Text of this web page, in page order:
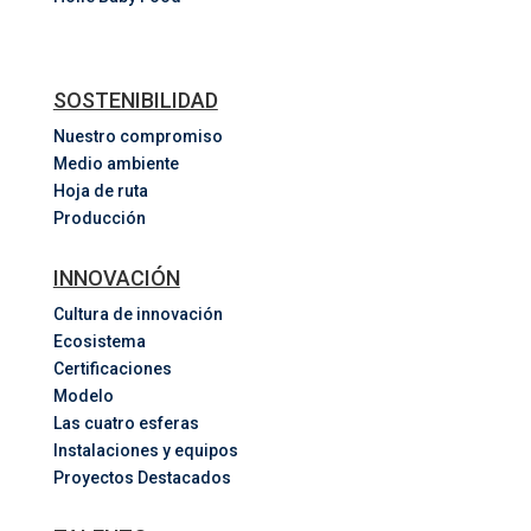
SOSTENIBILIDAD
Nuestro compromiso
Medio ambiente
Hoja de ruta
Producción
INNOVACIÓN
Cultura de innovación
Ecosistema
Certificaciones
Modelo
Las cuatro esferas
Instalaciones y equipos
Proyectos Destacados